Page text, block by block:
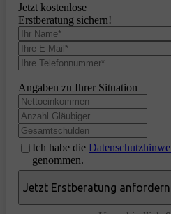
Jetzt kostenlose
Erstberatung sichern!
Angaben zu Ihrer Situation
Ich habe die
genommen.